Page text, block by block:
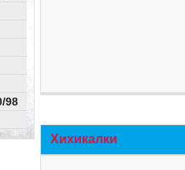
98
Хихикалки